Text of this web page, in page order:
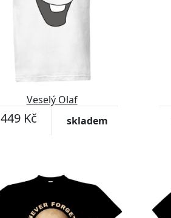
Veselý Olaf
449 Kč skladem